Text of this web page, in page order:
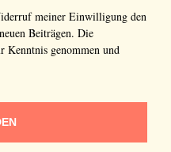
meiner Einwilligung den
Beiträgen. Die
Kenntnis genommen und